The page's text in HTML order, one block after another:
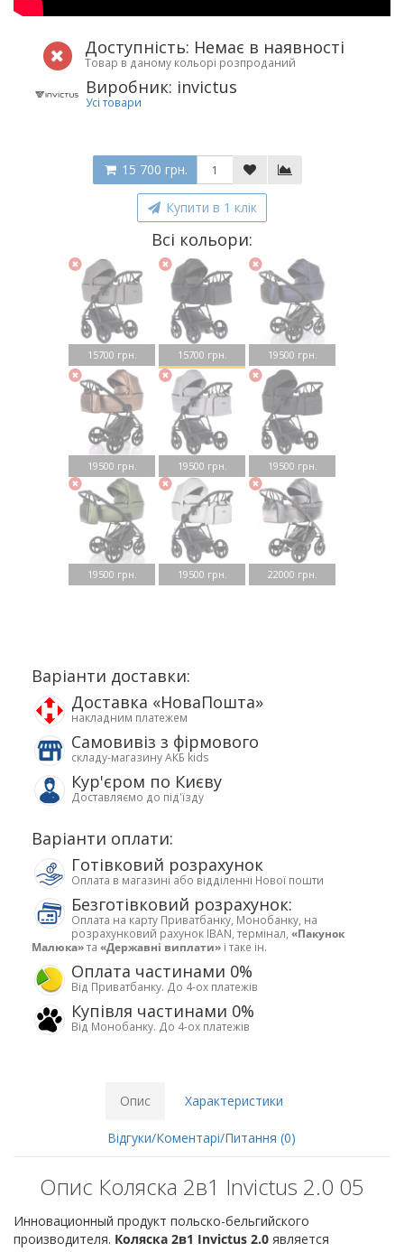
Доступність: Немає в наявності
Товар в даному кольорі розпроданий
Виробник: invictus
Усі товари
15 700 грн.
Купити в 1 клік
Всі кольори:
15700 грн. 15700 грн. 19500 грн.
19500 грн. 19500 грн. 19500 грн.
19500 грн. 19500 грн. 22000 грн.
Варіанти доставки:
Доставка «НоваПошта»
накладним платежем
Самовивіз з фірмового
складу-магазину АКБ kids
Кур'єром по Києву
Доставляємо до під'їзду
Варіанти оплати:
Готівковий розрахунок
Оплата в магазині або відділенні Нової пошти
Безготівковий розрахунок:
Оплата на карту Приватбанку, Монобанку, на
розрахунковий рахунок IBAN, термінал, «Пакунок
Малюка»та «Державні виплати» і таке ін.
Оплата частинами 0%
Від Приватбанку. До 4-ох платежів
Купівля частинами 0%
Від Монобанку. До 4-ох платежів
Опис Характеристики
Відгуки/Коментарі/Питання (0)
Опис Коляска 2в1 Invictus 2.0 05
Инновационный продукт польско-бельгийского
производителя. Коляска 2в1 Invictus 2.0 является